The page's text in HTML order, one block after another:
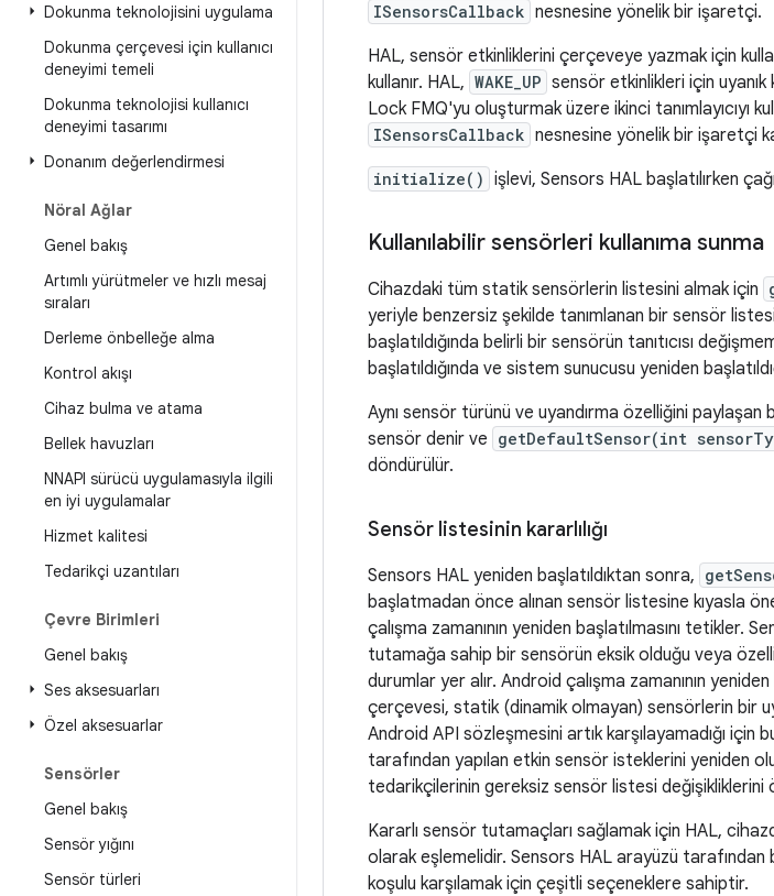
Dokunma teknolojisini uygulama
Dokunma çerçevesi için kullanıcı
deneyimi temeli
Dokunma teknolojisi kullanıcı
deneyimi tasarımı
Donanım değerlendirmesi
Nöral Ağlar
Genel bakış
Artımlı yürütmeler ve hızlı mesaj
sıraları
Derleme önbelleğe alma
Kontrol akışı
Cihaz bulma ve atama
Bellek havuzları
NNAPI sürücü uygulamasıyla ilgili
en iyi uygulamalar
Hizmet kalitesi
Tedarikçi uzantıları
Çevre Birimleri
Genel bakış
Ses aksesuarları
Özel aksesuarlar
Sensörler
Genel bakış
Sensör yığını
Sensör türleri
ISensorsCallback nesnesine yönelik bir işaretçi.
HAL, sensör etkinliklerini çerçeveye yazmak için
kullanır. HAL, WAKE_UP sensör etkinlikleri için uyanık
Lock FMQ'yu oluşturmak üzere ikinci tanımlayıcıyı
ISensorsCallback nesnesine yönelik bir işaretçi
initialize() işlevi, Sensors HAL başlatılırken
Kullanılabilir sensörleri kullanıma sunma
Cihazdaki tüm statik sensörlerin listesini almak için
yeriyle benzersiz şekilde tanımlanan bir sensör
başlatıldığında belirli bir sensörün tanıtıcısı
başlatıldığında ve sistem sunucusu yeniden
Aynı sensör türünü ve uyandırma özelliğini
sensör denir ve getDefaultSensor(int
döndürülür.
Sensör listesinin kararlılığı
Sensors HAL yeniden başlatıldıktan sonra,
başlatmadan önce alınan sensör listesine kıyasla
çalışma zamanının yeniden başlatılmasını tetikler.
tutamağa sahip bir sensörün eksik olduğu veya
durumlar yer alır. Android çalışma zamanının
çerçevesi, statik (dinamik olmayan) sensörlerin bir
Android API sözleşmesini artık karşılayamadığı
tarafından yapılan etkin sensör isteklerini yeniden
tedarikçilerinin gereksiz sensör listesi değişikliklerini
Kararlı sensör tutamaçları sağlamak için HAL,
olarak eşlemelidir. Sensors HAL arayüzü tarafından
koşulu karşılamak için çeşitli seçeneklere sahiptir.